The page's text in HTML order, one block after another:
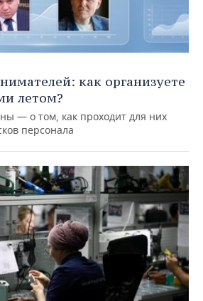
как организуете
летом?
— о том, как проходит для них
персонала